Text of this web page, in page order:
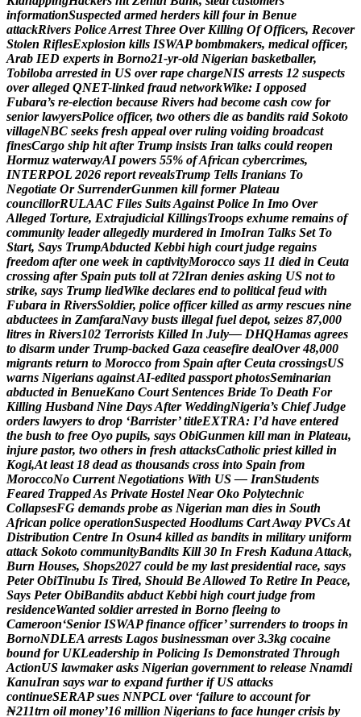
informationSuspected armed herders kill four in Benue
attackRivers PoliceArrest Three Over Killing Of Officers, Recover
Stolen RiflesExplosion kills ISWAP bombmakers, medical officer,
Arab IED experts in Borno21-yr-old Nigerian basketballer,
Tobiloba arrested in US over rape chargeNIS arrests 12 suspects
over alleged QNET-linked fraud networkWike: I opposed
Fubara’s re-election because Rivers had become cash cow for
senior lawyersPolice officer, two others die as bandits raid Sokoto
villageNBC seeks fresh appeal over ruling voiding broadcast
finesCargo ship hit after Trump insists Iran talks could reopen
Hormuz waterwayAI powers 55% ofAfrican cybercrimes,
INTERPOL 2026 report revealsTrump Tells Iranians To
Negotiate Or SurrenderGunmen kill former Plateau
councillorRULAAC Files SuitsAgainst Police In Imo Over
Alleged Torture, Extrajudicial KillingsTroops exhume remains of
community leader allegedly murdered in ImoIran Talks Set To
Start, Says TrumpAbducted Kebbi high court judge regains
freedom after one week in captivityMorocco says 11 died in Ceuta
crossing after Spain puts toll at 72Iran denies asking US not to
strike, says Trump liedWike declares end to political feud with
Fubara in RiversSoldier, police officer killed as army rescues nine
abductees in ZamfaraNavy busts illegal fuel depot, seizes 87,000
litres in Rivers102 Terrorists Killed In July— DHQHamas agrees
to disarm under Trump-backed Gaza ceasefire dealOver 48,000
migrants return to Morocco from Spain after Ceuta crossingsUS
warns Nigerians againstAI-edited passport photosSeminarian
abducted in BenueKano Court Sentences Bride To Death For
Killing Husband Nine DaysAfter WeddingNigeria’s Chief Judge
orders lawyers to drop ‘Barrister’ titleEXTRA: I’d have entered
the bush to free Oyo pupils, says ObiGunmen kill man in Plateau,
injure pastor, two others in fresh attacksCatholic priest killed in
Kogi,At least 18 dead as thousands cross into Spain from
MoroccoNo Current Negotiations With US — IranStudents
Feared TrappedAs Private Hostel Near Oko Polytechnic
CollapsesFG demands probe as Nigerian man dies in South
African police operationSuspected Hoodlums CartAway PVCsAt
Distribution Centre In Osun4 killed as bandits in military uniform
attack Sokoto communityBandits Kill 30 In Fresh KadunaAttack,
Burn Houses, Shops2027 could be my last presidential race, says
Peter ObiTinubu Is Tired, Should BeAllowed To Retire In Peace,
Says Peter ObiBandits abduct Kebbi high court judge from
residenceWanted soldier arrested in Borno fleeing to
Cameroon‘Senior ISWAP finance officer’ surrenders to troops in
BornoNDLEA arrests Lagos businessman over 3.3kg cocaine
bound for UKLeadership in Policing Is Demonstrated Through
ActionUS lawmaker asks Nigerian government to release Nnamdi
KanuIran says war to expand further if US attacks
continueSERAP sues NNPCL over ‘failure to account for
₦211trn oil money’16 million Nigerians to face hunger crisis by